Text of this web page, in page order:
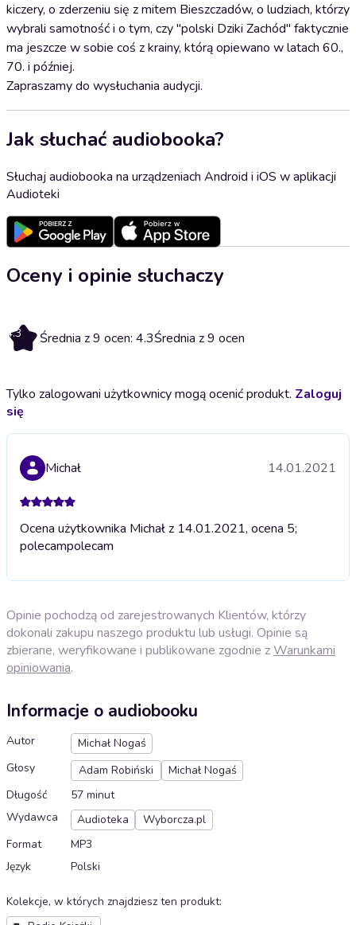
kiczery, o zderzeniu się z mitem Bieszczadów, o ludziach, którzy
wybrali samotność i o tym, czy "polski Dziki Zachód" faktycznie
ma jeszcze w sobie coś z krainy, którą opiewano w latach 60.,
70. i później.
Zapraszamy do wysłuchania audycji.
Jak słuchać audiobooka?
Słuchaj audiobooka na urządzeniach Android i iOS w aplikacji
Audioteki
Oceny i opinie słuchaczy
4.3 Średnia z 9 ocen: 4.3Średnia z 9 ocen
Tylko zalogowani użytkownicy mogą ocenić produkt. Zaloguj
się
Michał 14.01.2021
Ocena użytkownika Michał z 14.01.2021, ocena 5;
polecampolecam
Opinie pochodzą od zarejestrowanych Klientów, którzy
dokonali zakupu naszego produktu lub usługi. Opinie są
zbierane, weryfikowane i publikowane zgodnie zWarunkami
opiniowania.
Informacje o audiobooku
Autor
Michał Nogaś
Głosy
Adam Robiński
Michał Nogaś
Długość
57 minut
Wydawca
Audioteka
Wyborcza.pl
Format
MP3
Język
Polski
Kolekcje, w których znajdziesz ten produkt: